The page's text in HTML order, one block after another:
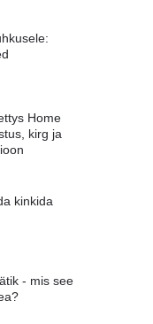
Home
kirg ja
kinkida
- mis see